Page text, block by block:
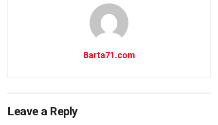
Barta71.com
Leave a Reply